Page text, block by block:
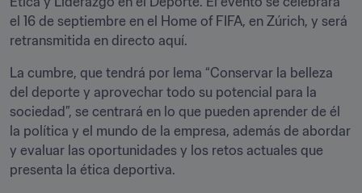
el 16 de septiembre en el Home of FIFA, en Zúrich, y será
retransmitida en directo aquí.
La cumbre, que tendrá por lema “Conservar la belleza
del deporte y aprovechar todo su potencial para la
sociedad”, se centrará en lo que pueden aprender de él
la política y el mundo de la empresa, además de abordar
y evaluar las oportunidades y los retos actuales que
presenta la ética deportiva.